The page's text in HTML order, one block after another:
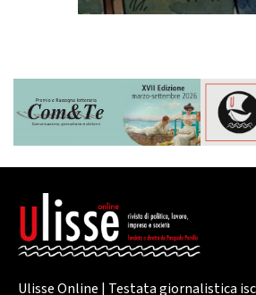
Ulisse Online | Testata giornalistica